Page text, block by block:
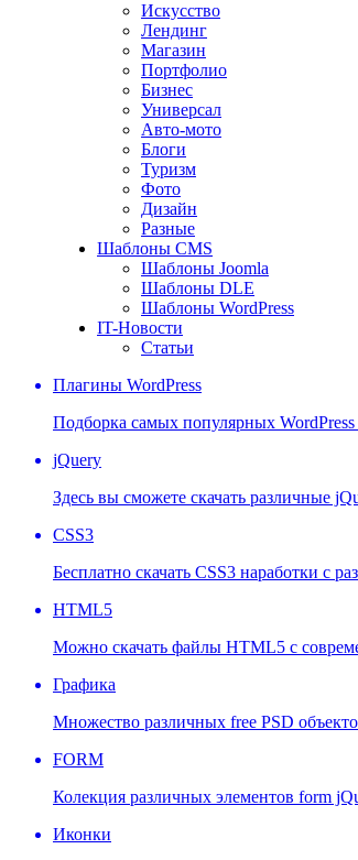
Искусство
Лендинг
Магазин
Портфолио
Бизнес
Универсал
Авто-мото
Блоги
Туризм
Фото
Дизайн
Разные
Шаблоны CMS
Шаблоны Joomla
Шаблоны DLE
Шаблоны WordPress
IT-Новости
Статьи
Плагины WordPress
Подборка самых популярных
jQuery
Здесь вы сможете скачать различные
CSS3
Бесплатно скачать CSS3 наработки с
HTML5
Можно скачать файлы HTML5 с
Графика
Множество различных free PSD
FORM
Колекция различных элементов form
Иконки